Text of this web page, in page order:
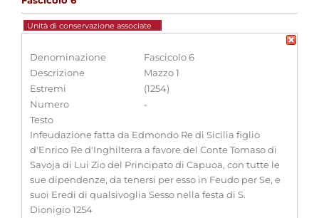
Unità di conservazione associate
Denominazione
Fascicolo 6
Descrizione
Mazzo 1
Estremi
(1254)
Numero
-
Testo
Infeudazione fatta da Edmondo Re di Sicilia figlio
d'Enrico Re d'Inghilterra a favore del Conte Tomaso di
Savoja di Lui Zio del Principato di Capuoa, con tutte le
sue dipendenze, da tenersi per esso in Feudo per Se, e
suoi Eredi di qualsivoglia Sesso nella festa di S.
Dionigio 1254